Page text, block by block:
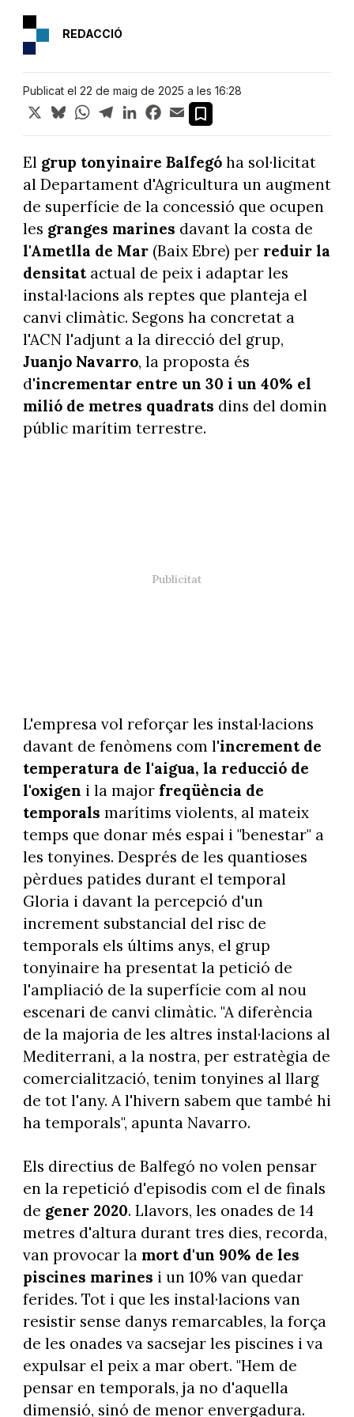
REDACCIÓ
Publicat el 22 de maig de 2025 a les 16:28
X BlueskyWhatsApp
TelegramLinkedInFacebook
Email
El grup tonyinaire Balfegó ha sol·licitat
al Departament d'Agricultura un augment
de superfície de la concessió que ocupen
les granges marines davant la costa de
l'Ametlla de Mar (Baix Ebre) per reduir la
densitat actual de peix i adaptar les
instal·lacions als reptes que planteja el
canvi climàtic. Segons ha concretat a
l'ACN l'adjunt a la direcció del grup,
Juanjo Navarro, la proposta és
d'incrementar entre un 30 i un 40% el
milió de metres quadrats dins del domin
públic marítim terrestre.
L'empresa vol reforçar les instal·lacions
davant de fenòmens com l'increment de
temperatura de l'aigua, la reducció de
l'oxigen i la major freqüència de
temporals marítims violents, al mateix
temps que donar més espai i "benestar" a
les tonyines. Després de les quantioses
pèrdues patides durant el temporal
Gloria i davant la percepció d'un
increment substancial del risc de
temporals els últims anys, el grup
tonyinaire ha presentat la petició de
l'ampliació de la superfície com al nou
escenari de canvi climàtic. "A diferència
de la majoria de les altres instal·lacions al
Mediterrani, a la nostra, per estratègia de
comercialització, tenim tonyines al llarg
de tot l'any. A l'hivern sabem que també hi
ha temporals", apunta Navarro.
Els directius de Balfegó no volen pensar
en la repetició d'episodis com el de finals
de gener 2020. Llavors, les onades de 14
metres d'altura durant tres dies, recorda,
van provocar la mort d'un 90% de les
piscines marines i un 10% van quedar
ferides. Tot i que les instal·lacions van
resistir sense danys remarcables, la força
de les onades va sacsejar les piscines i va
expulsar el peix a mar obert. "Hem de
pensar en temporals, ja no d'aquella
dimensió, sinó de menor envergadura.